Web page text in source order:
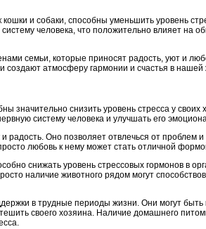
и собаки, способны уменьшить уровень
человека, что положительно влияет на
семьи, которые приносят радость, уют и
создают атмосферу гармонии и счастья в нашей
снизить уровень стресса у своих
систему человека и улучшать его
Оно позволяет отвлечься от проблем
любовь к нему может стать отличной
снижать уровень стрессовых гормонов в
наличие животного рядом могут
в трудные периоды жизни. Они могут
своего хозяина. Наличие домашнего